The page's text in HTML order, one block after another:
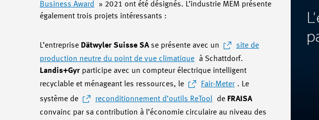
Business Award
» 2021 ont été désignés. L’industrie MEM présente
également trois projets intéressants :
L’entreprise Dätwyler Suisse SAse présente avec un
site de
production neutre du point de vue climatique
à Schattdorf.
Landis+Gyr participe avec un compteur électrique intelligent
recyclable et ménageant les ressources, le
Fair-Meter . Le
système de
reconditionnement d’outils ReTool de FRAISA
convainc par sa contribution à l’économie circulaire au niveau des